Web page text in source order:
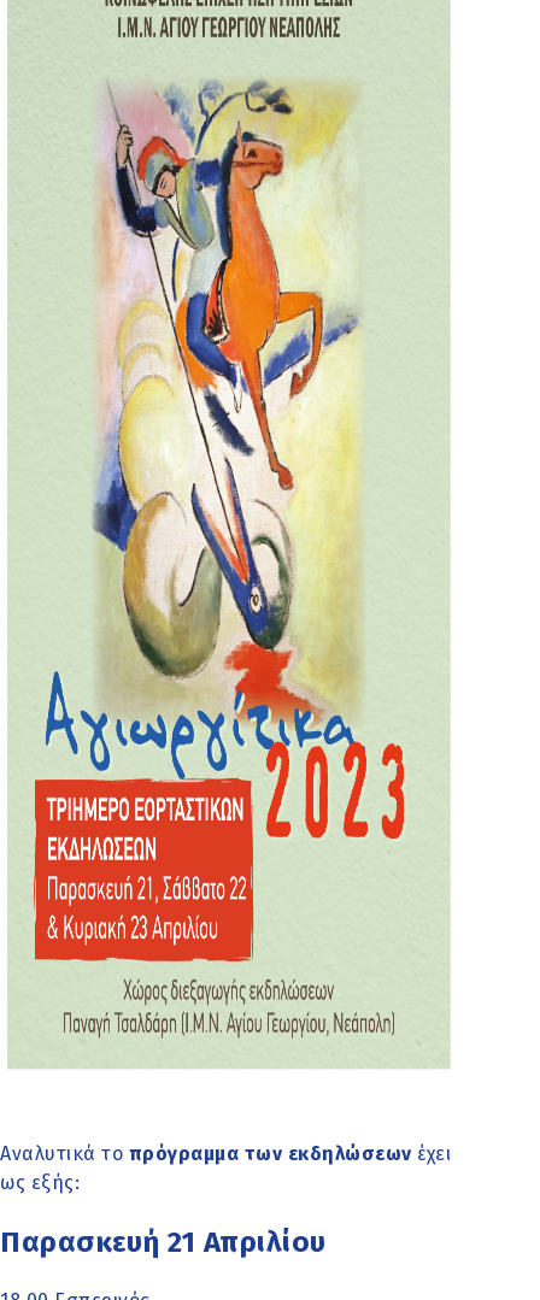
Αναλυτικά το πρόγραμμα των εκδηλώσεων έχει
ως εξής:
Παρασκευή 21 Απριλίου